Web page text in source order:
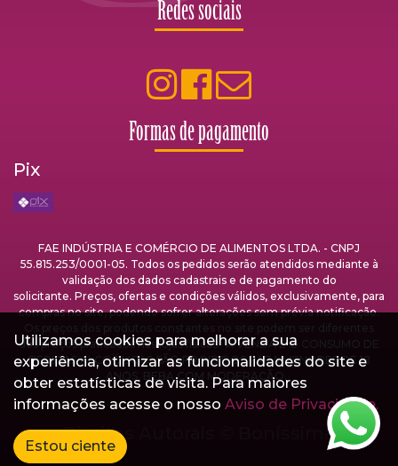
Redes sociais
Formas de pagamento
Pix
FAE INDÚSTRIA E COMÉRCIO DE ALIMENTOS LTDA. - CNPJ
55.815.253/0001-05. Todos os pedidos serão atendidos mediante à
validação dos dados cadastrais e de pagamento do
solicitante. Preços, ofertas e condições válidos, exclusivamente, para
compras no site, podendo sofrer alterações sem prévia notificação.
dos preços praticados nas lojas físicas. A VENDA E O CONSUMO DE
BEBIDAS ALCOÓLICAS SÃO PROIBIDOS PARA MENORES DE 18
ANOS. BEBA COM MODERAÇÃO.
Direitos Autorais © Boníssima
Utilizamos cookies para melhorar a sua
experiência, otimizar as funcionalidades do site e
obter estatísticas de visita. Para maiores
informações acesse o nosso Aviso de Privacidade.
Estou ciente